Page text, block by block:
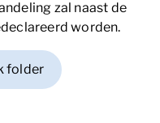
zal naast de
worden.
folder